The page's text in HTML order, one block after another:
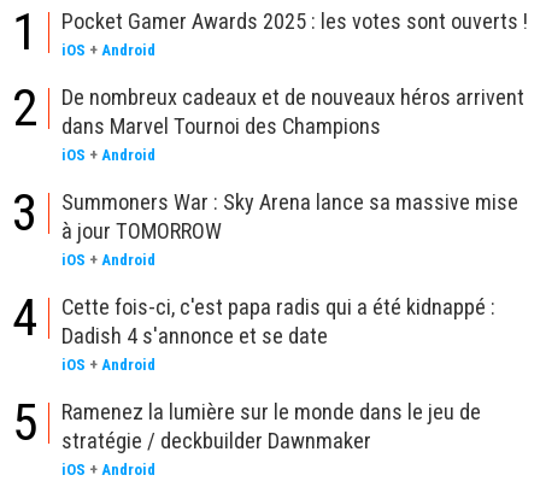
1 Pocket Gamer Awards 2025 : les votes sont ouverts !
iOS + Android
2
De nombreux cadeaux et de nouveaux héros arrivent
dans Marvel Tournoi des Champions
iOS + Android
3
Summoners War : Sky Arena lance sa massive mise
à jour TOMORROW
iOS + Android
4
Cette fois-ci, c'est papa radis qui a été kidnappé :
Dadish 4 s'annonce et se date
iOS + Android
5
Ramenez la lumière sur le monde dans le jeu de
stratégie / deckbuilder Dawnmaker
iOS + Android